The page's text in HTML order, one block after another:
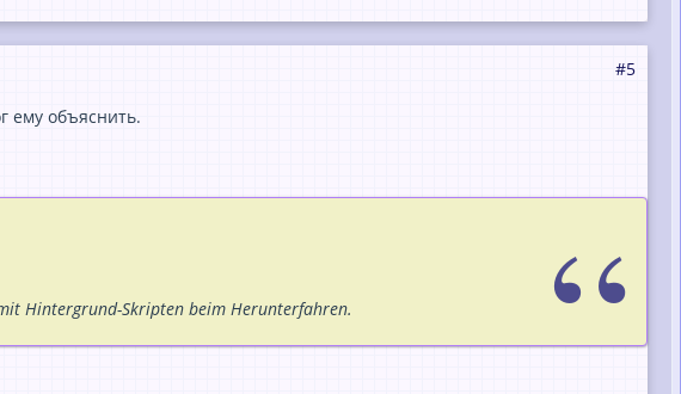
der Eintrag im Log zukünftig:
Dokumente (Word, Excel etc.) von angemeldeten
#5
ему объяснить.
Hintergrund-Skripten beim Herunterfahren.